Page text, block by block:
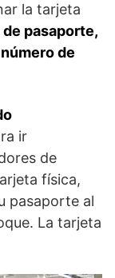
la tarjeta
de pasaporte,
de
ir
de
física,
pasaporte al
La tarjeta